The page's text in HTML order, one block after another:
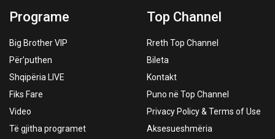
Programe
Big Brother VIP
Për’puthen
Shqipëria LIVE
Fiks Fare
Video
Të gjitha programet
Top Channel
Rreth Top Channel
Bileta
Kontakt
Puno në Top Channel
Privacy Policy & Terms of Use
Aksesueshmëria